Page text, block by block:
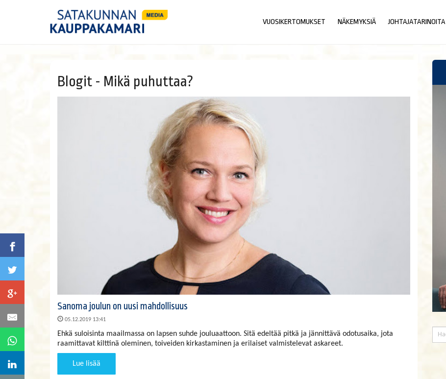
VUOSIKERTOMUKSET NÄKEMYKSIÄ JOHTAJATARINOITA
Blogit - Mikä puhuttaa?
Sanoma joulun on uusi mahdollisuus
05.12.2019 13:41
Ehkä suloisinta maailmassa on lapsen suhde jouluaattoon. Sitä edeltää pitkä ja jännittävä odotusaika, jota
raamittavat kilttinä oleminen, toiveiden kirkastaminen ja erilaiset valmistelevat askareet.
Lue lisää